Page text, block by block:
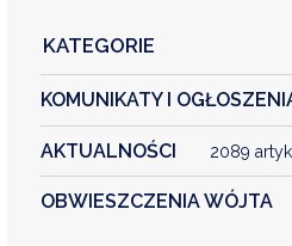
KONTAKT
KATEGORIE
KOMUNIKATY I
AKTUALNOŚCI 2089
OBWIESZCZENIA WÓJTA